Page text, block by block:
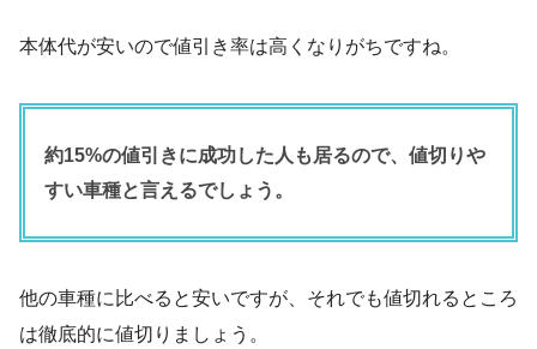
本体代が安いので値引き率は高くなりがちですね。
約15%の値引きに成功した人も居るので、値切りや
すい車種と言えるでしょう。
他の車種に比べると安いですが、それでも値切れるところ
は徹底的に値切りましょう。